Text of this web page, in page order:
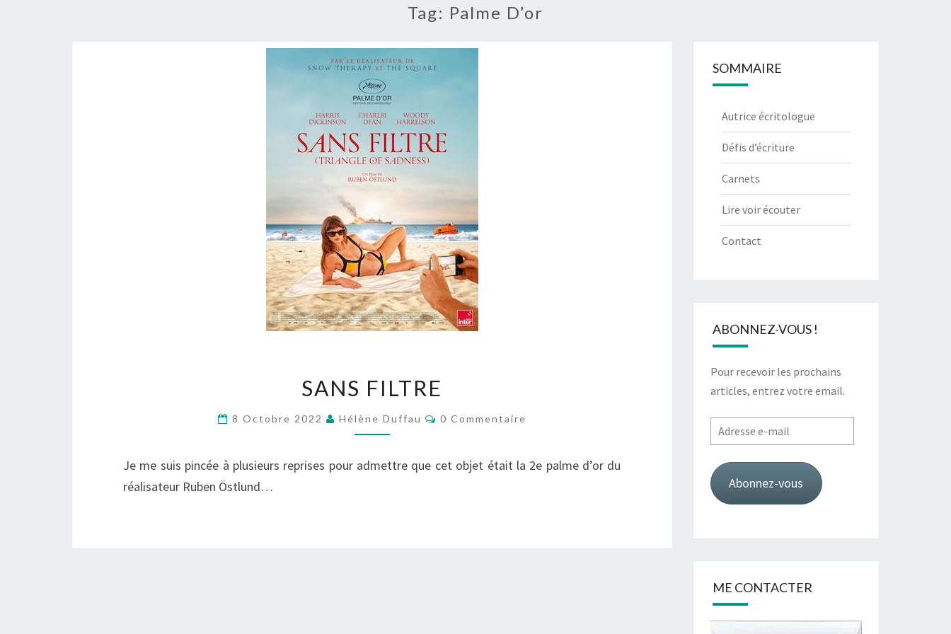
Tag: Palme D’or
FILTRE
SANS FILTRE
8 Octobre 2022 Hélène Duffau Commentaires
0 Commentaire
Je me suis pincée à plusieurs reprises pour admettre que cet objet était la 2e palme d’or du
réalisateur Ruben Östlund…
SOMMAIRE
Autrice écritologue
Défis d’écriture
Carnets
Lire voir écouter
Contact
ABONNEZ-VOUS !
Pour recevoir les prochains
articles, entrez votre email.
Adresse
e-
mail
Abonnez-vous
ME CONTACTER